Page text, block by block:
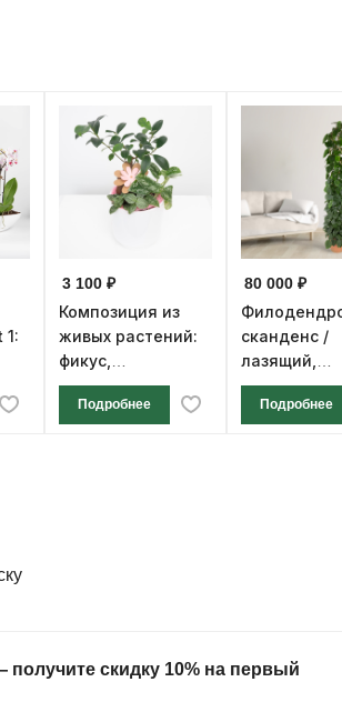
1:
3 100 ₽
Композиция из
живых растений:
фикус,
филодендрон,
фиттония,
Подробнее
80 000 ₽
сканденс /
лазящий,
огромный,
колонна,
Подробнее
скидку 10% на первый